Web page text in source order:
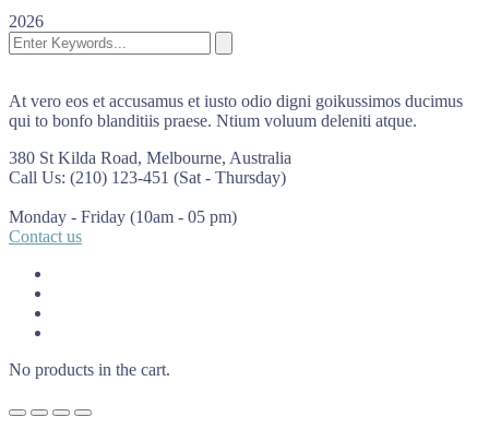
2026
At vero eos et accusamus et iusto odio digni goikussimos ducimus
qui to bonfo blanditiis praese. Ntium voluum deleniti atque.
380 St Kilda Road, Melbourne, Australia
Call Us: (210) 123-451 (Sat - Thursday)
Monday - Friday (10am - 05 pm)
Contact us
No products in the cart.